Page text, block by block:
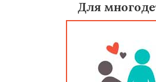
Для